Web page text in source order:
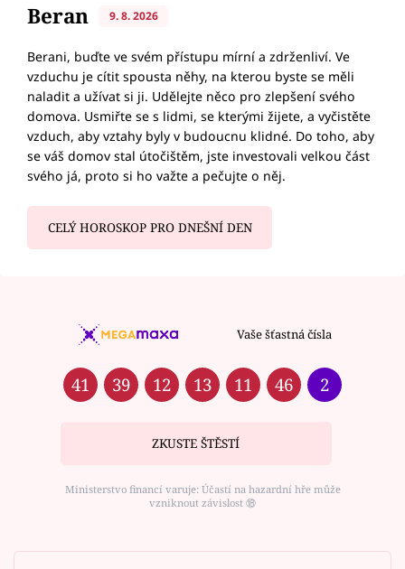
Beran 9. 8. 2026
Berani, buďte ve svém přístupu mírní a zdrženliví. Ve
vzduchu je cítit spousta něhy, na kterou byste se měli
naladit a užívat si ji. Udělejte něco pro zlepšení svého
domova. Usmiřte se s lidmi, se kterými žijete, a vyčistěte
vzduch, aby vztahy byly v budoucnu klidné. Do toho, aby
se váš domov stal útočištěm, jste investovali velkou část
svého já, proto si ho važte a pečujte o něj.
CELÝ HOROSKOP PRO DNEŠNÍ DEN
Vaše šťastná čísla
41 39 12 13 11 46 2
ZKUSTE ŠTĚSTÍ
Ministerstvo financí varuje: Účastí na hazardní hře může
vzniknout závislost ⑱